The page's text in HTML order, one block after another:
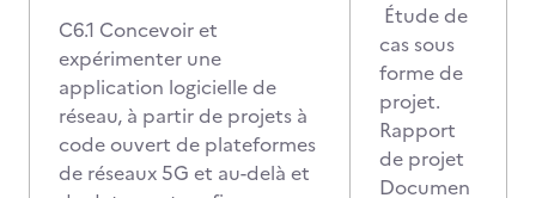
C6.1 Concevoir et
expérimenter une
application logicielle de
réseau, à partir de projets à
code ouvert de plateformes
de réseaux 5G et au-delà et
Étude de
cas sous
forme de
projet.
Rapport
de projet
Documen